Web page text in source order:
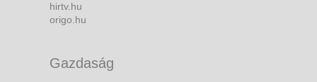
hirtv.hu
origo.hu
Gazdaság